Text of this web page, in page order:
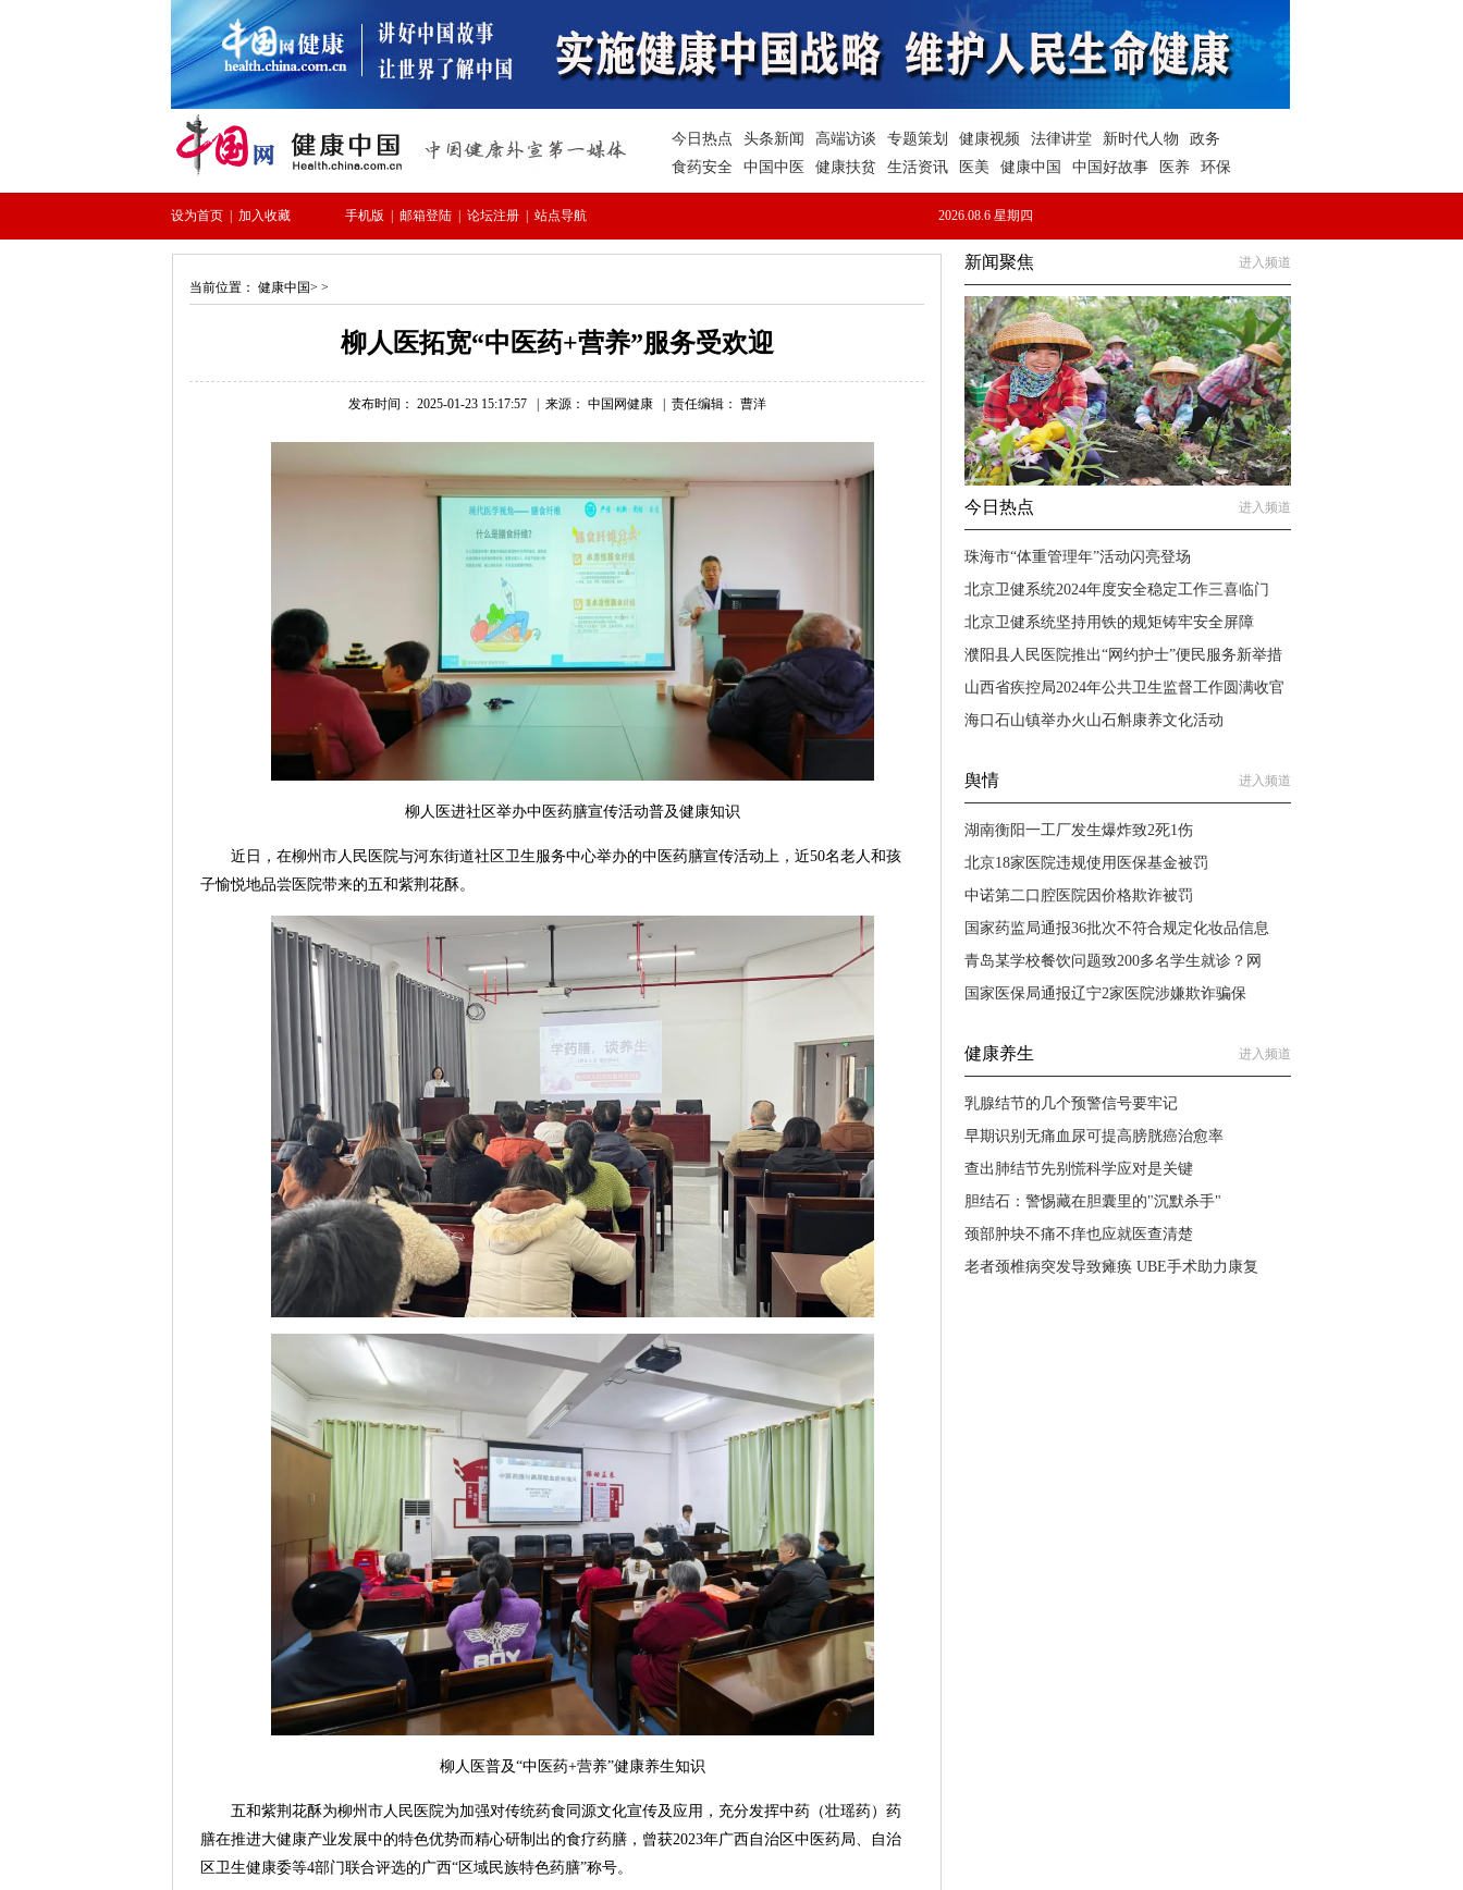
当前位置： 健康中国> >
柳人医拓宽“中医药+营养”服务受欢迎
发布时间： 2025-01-23 15:17:57 来源： 中国网健康 责任编辑： 曹洋
柳人医进社区举办中医药膳宣传活动普及健康知识
近日，在柳州市人民医院与河东街道社区卫生服务中心举办的中医药膳宣传活动上，近50名老人和孩
子愉悦地品尝医院带来的五和紫荆花酥。
柳人医普及“中医药+营养”健康养生知识
五和紫荆花酥为柳州市人民医院为加强对传统药食同源文化宣传及应用，充分发挥中药（壮瑶药）药
膳在推进大健康产业发展中的特色优势而精心研制出的食疗药膳，曾获2023年广西自治区中医药局、自治
区卫生健康委等4部门联合评选的广西“区域民族特色药膳”称号。